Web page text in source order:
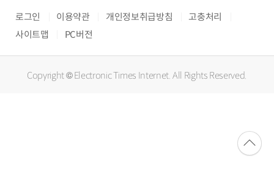
로그인 이용약관 개인정보취급방침
고충처리
사이트맵
PC버전
Copyright © Electronic Times Internet. All Rights Reserved.